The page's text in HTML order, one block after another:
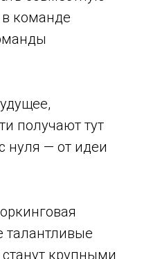
в команде
получают тут
нуля — от идеи
крупными